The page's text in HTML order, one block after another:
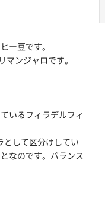
ー豆です。
ンジャロです。
いるフィラデルフィ
して区分けしてい
なのです。バランス